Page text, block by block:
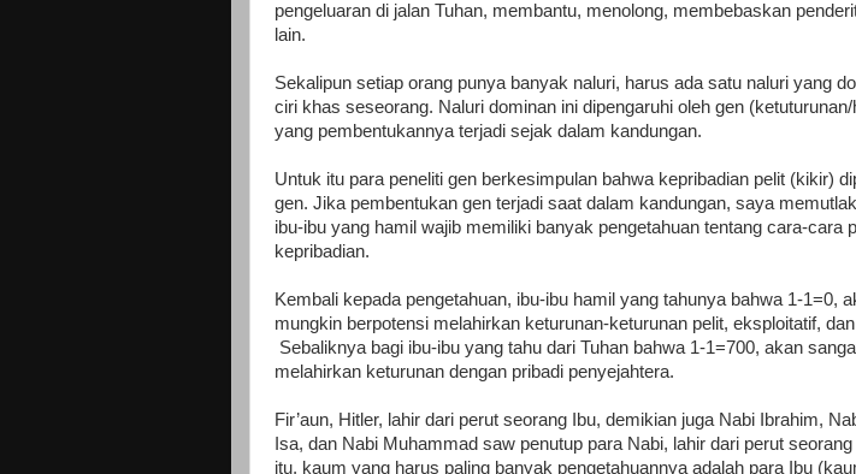
pengeluaran di jalan Tuhan, membantu, menolong, membebaskan
lain.
Sekalipun setiap orang punya banyak naluri, harus ada satu naluri yang
ciri khas seseorang. Naluri dominan ini dipengaruhi oleh gen (ketuturunan/
yang pembentukannya terjadi sejak dalam kandungan.
Untuk itu para peneliti gen berkesimpulan bahwa kepribadian pelit (kikir)
gen. Jika pembentukan gen terjadi saat dalam kandungan, saya
ibu-ibu yang hamil wajib memiliki banyak pengetahuan tentang cara-cara
kepribadian.
Kembali kepada pengetahuan, ibu-ibu hamil yang tahunya bahwa 1-1=0,
mungkin berpotensi melahirkan keturunan-keturunan pelit, eksploitatif,
Sebaliknya bagi ibu-ibu yang tahu dari Tuhan bahwa 1-1=700, akan
melahirkan keturunan dengan pribadi penyejahtera.
Fir’aun, Hitler, lahir dari perut seorang Ibu, demikian juga Nabi Ibrahim,
Isa, dan Nabi Muhammad saw penutup para Nabi, lahir dari perut
itu, kaum yang harus paling banyak pengetahuannya adalah para Ibu